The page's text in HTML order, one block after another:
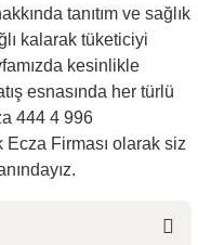
tanıtım ve sağlık
kalarak tüketiciyi
kesinlikle
esnasında her türlü
444 4 996
Firması olarak siz